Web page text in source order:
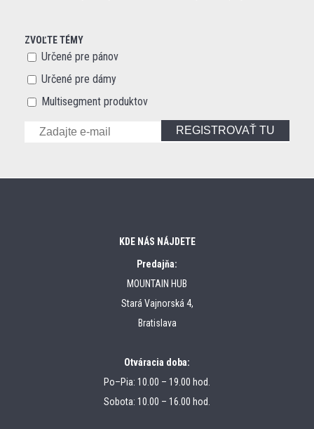
ZVOĽTE TÉMY
Určené pre pánov
Určené pre dámy
Multisegment produktov
REGISTROVAŤ TU
KDE NÁS NÁJDETE
Predajňa:
MOUNTAIN HUB
Stará Vajnorská 4,
Bratislava
Otváracia doba:
Po–Pia: 10.00 – 19.00 hod.
Sobota: 10.00 – 16.00 hod.